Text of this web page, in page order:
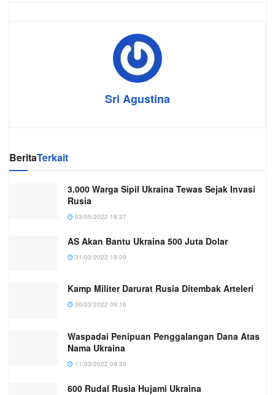
Sri Agustina
BeritaTerkait
3.000 Warga Sipil Ukraina Tewas Sejak Invasi
Rusia
03/05/2022 18:27
AS Akan Bantu Ukraina 500 Juta Dolar
31/03/2022 18:09
Kamp Militer Darurat Rusia Ditembak Arteleri
30/03/2022 09:16
Waspadai Penipuan Penggalangan Dana Atas
Nama Ukraina
11/03/2022 09:39
600 Rudal Rusia Hujami Ukraina